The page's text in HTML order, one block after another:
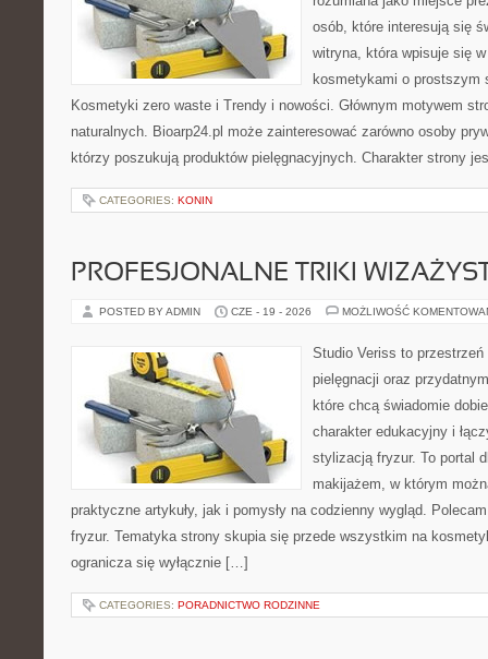
osób, które interesują się
witryna, która wpisuje się
kosmetykami o prostszym
Kosmetyki zero waste i Trendy i nowości. Głównym motywem
naturalnych. Bioarp24.pl może zainteresować zarówno osoby
którzy poszukują produktów pielęgnacyjnych. Charakter strony
CATEGORIES: KONIN
PROFESJONALNE TRIKI
POSTED BY ADMIN CZE - 19 - 2026 MOŻLIWOŚĆ
Studio Veriss to
pielęgnacji oraz
które chcą świadomie
charakter edukacyjny i
stylizacją fryzur. To portal
makijażem, w którym
praktyczne artykuły, jak i pomysły na codzienny wygląd.
fryzur. Tematyka strony skupia się przede wszystkim na
ogranicza się wyłącznie […]
CATEGORIES: PORADNICTWO RODZINNE